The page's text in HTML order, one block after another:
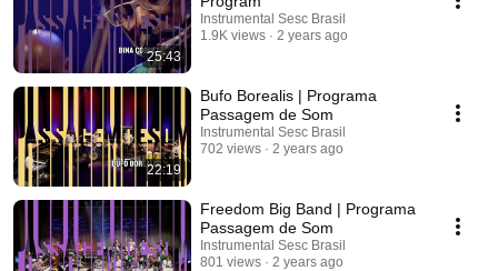
25:43
Instrumental Sesc Brasil
1.9K views
2 years ago
22:19
Bufo Borealis | Programa
Passagem de Som
Instrumental Sesc Brasil
702 views
2 years ago
Freedom Big Band | Programa
Passagem de Som
Instrumental Sesc Brasil
801 views
2 years ago